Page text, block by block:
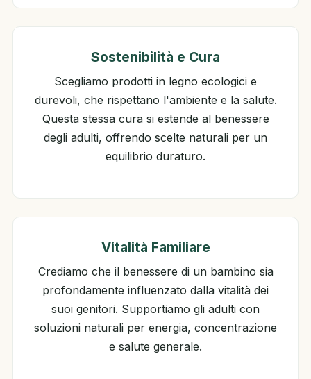
Sostenibilità e Cura
Scegliamo prodotti in legno ecologici e
durevoli, che rispettano l'ambiente e la salute.
Questa stessa cura si estende al benessere
degli adulti, offrendo scelte naturali per un
equilibrio duraturo.
Vitalità Familiare
Crediamo che il benessere di un bambino sia
profondamente influenzato dalla vitalità dei
suoi genitori. Supportiamo gli adulti con
soluzioni naturali per energia, concentrazione
e salute generale.